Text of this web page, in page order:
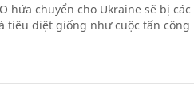
hứa chuyển cho Ukraine sẽ bị các
tiêu diệt giống như cuộc tấn công